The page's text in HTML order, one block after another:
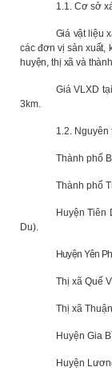
1.1. Cơ sở
Giá vật liệu
các đơn vị sản xuất,
huyện, thị xã và
Giá VLXD
3km.
1.2. Nguyên
Thành phố
Thành phố
Huyện
Du).
Huyện Yên
Thị xã Quế
Thị xã
Huyện Gia
Huyện